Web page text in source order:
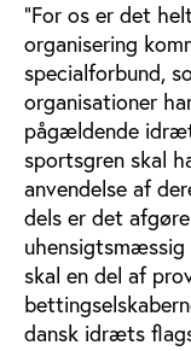
"For os er det
organisering
specialforbund,
organisationer
pågældende
sportsgren skal
anvendelse af
dels er det
uhensigtsmæssig
skal en del af
dansk idræts